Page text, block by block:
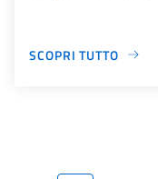
SCOPRI TUTTO